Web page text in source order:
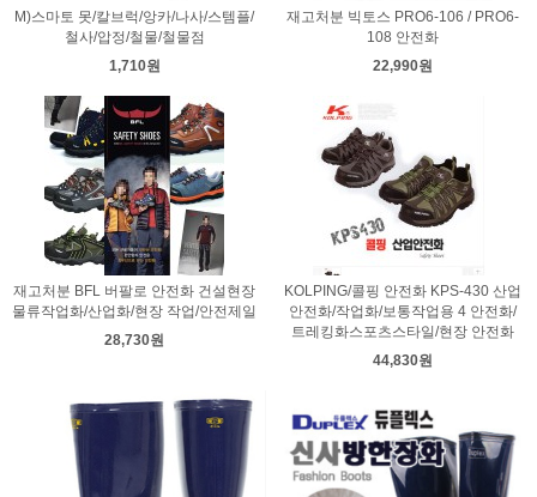
M)스마토 못/칼브럭/앙카/나사/스템플/
철사/압정/철물/철물점
1,710원
재고처분 빅토스 PRO6-106 / PRO6-
108 안전화
22,990원
재고처분 BFL 버팔로 안전화 건설현장
물류작업화/산업화/현장 작업/안전제일
28,730원
KOLPING/콜핑 안전화 KPS-430 산업
안전화/작업화/보통작업용 4 안전화/
트레킹화스포츠스타일/현장 안전화
44,830원